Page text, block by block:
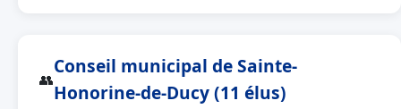
👥
Conseil municipal de Sainte-
Honorine-de-Ducy (11 élus)